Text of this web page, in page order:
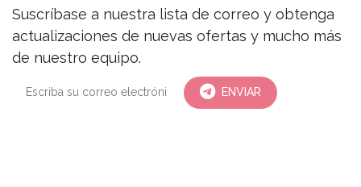
Suscríbase a nuestra lista de correo y obtenga
actualizaciones de nuevas ofertas y mucho más
de nuestro equipo.
ENVIAR